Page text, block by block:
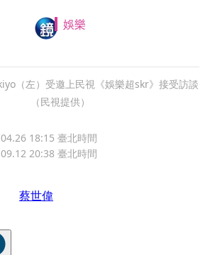
娛樂
（左）受邀上民視《娛樂超skr》接受訪談
（民視提供）
18:15 臺北時間
20:38 臺北時間
蔡世偉